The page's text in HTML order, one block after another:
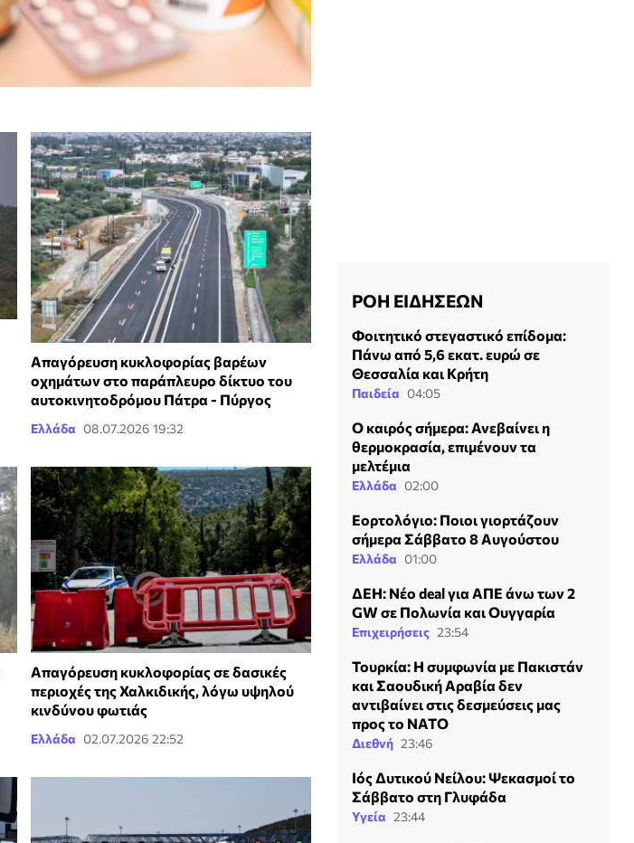
Απαγόρευση κυκλοφορίας βαρέων
οχημάτων στο παράπλευρο δίκτυο του
αυτοκινητοδρόμου Πάτρα - Πύργος
Ελλάδα 08.07.2026 19:32
Απαγόρευση κυκλοφορίας σε δασικές
περιοχές της Χαλκιδικής, λόγω υψηλού
κινδύνου φωτιάς
Ελλάδα 02.07.2026 22:52
ΡΟΗ ΕΙΔΗΣΕΩΝ
Φοιτητικό στεγαστικό επίδομα:
Πάνω από 5,6 εκατ. ευρώ σε
Θεσσαλία και Κρήτη
Παιδεία 04:05
Ο καιρός σήμερα: Ανεβαίνει η
θερμοκρασία, επιμένουν τα
μελτέμια
Ελλάδα 02:00
Εορτολόγιο: Ποιοι γιορτάζουν
σήμερα Σάββατο 8 Αυγούστου
Ελλάδα 01:00
ΔΕΗ: Νέο deal για ΑΠΕ άνω των 2
GW σε Πολωνία και Ουγγαρία
Επιχειρήσεις 23:54
Τουρκία: Η συμφωνία με Πακιστάν
και Σαουδική Αραβία δεν
αντιβαίνει στις δεσμεύσεις μας
προς το ΝΑΤΟ
Διεθνή 23:46
Ιός Δυτικού Νείλου: Ψεκασμοί το
Σάββατο στη Γλυφάδα
Υγεία 23:44